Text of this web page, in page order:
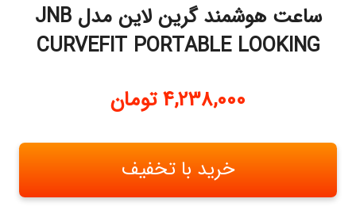
ساعت هوشمند گرین لاین مدل JNB
CURVEFIT PORTABLE LOOKING
4,238,000 تومان
خرید با تخفیف